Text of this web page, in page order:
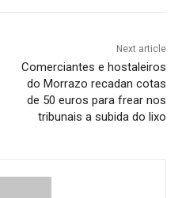
Next article
Comerciantes e hostaleiros
do Morrazo recadan cotas
de 50 euros para frear nos
tribunais a subida do lixo